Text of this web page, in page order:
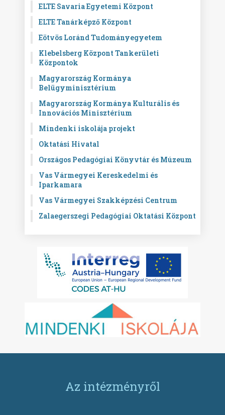
ELTE Savaria Egyetemi Központ
ELTE Tanárképző Központ
Eötvös Loránd Tudományegyetem
Klebelsberg Központ Tankerületi
Központok
Magyarország Kormánya
Belügyminisztérium
Magyarország Kormánya Kulturális és
Innovációs Minisztérium
Mindenki iskolája projekt
Oktatási Hivatal
Országos Pedagógiai Könyvtár és Múzeum
Vas Vármegyei Kereskedelmi és
Iparkamara
Vas Vármegyei Szakképzési Centrum
Zalaegerszegi Pedagógiai Oktatási Központ
Az intézményről